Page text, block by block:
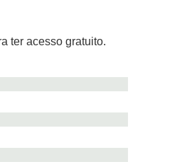
ter acesso gratuito.